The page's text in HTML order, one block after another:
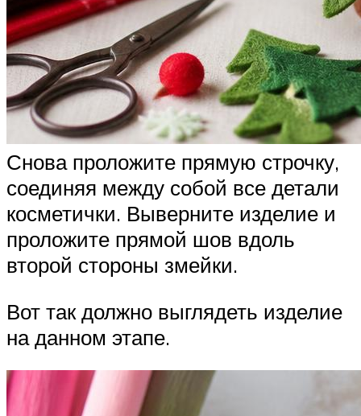
Снова проложите прямую строчку,
соединяя между собой все детали
косметички. Выверните изделие и
проложите прямой шов вдоль
второй стороны змейки.
Вот так должно выглядеть изделие
на данном этапе.